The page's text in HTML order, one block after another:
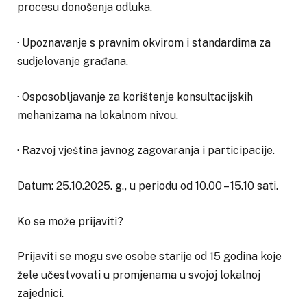
procesu donošenja odluka.
· Upoznavanje s pravnim okvirom i standardima za
sudjelovanje građana.
· Osposobljavanje za korištenje konsultacijskih
mehanizama na lokalnom nivou.
· Razvoj vještina javnog zagovaranja i participacije.
Datum: 25.10.2025. g., u periodu od 10.00 – 15.10 sati.
Ko se može prijaviti?
Prijaviti se mogu sve osobe starije od 15 godina koje
žele učestvovati u promjenama u svojoj lokalnoj
zajednici.